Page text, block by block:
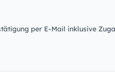
per E-Mail inklusive